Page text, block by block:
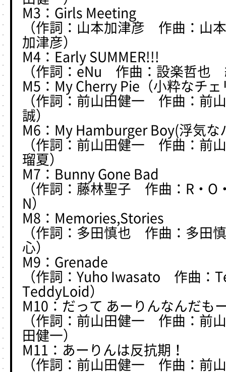
M3：Girls Meeting
（作詞：山本加津彦 作曲：山
加津彦）
M4：Early SUMMER!!!
（作詞：eNu 作曲：設楽哲也
M5：My Cherry Pie（小粋なチェ
（作詞：前山田健一 作曲：前
誠）
M6：My Hamburger Boy(浮気な
（作詞：前山田健一 作曲：前
瑠夏）
M7：Bunny Gone Bad
（作詞：藤林聖子 作曲：R・
N）
M8：Memories,Stories
（作詞：多田慎也 作曲：多田
心）
M9：Grenade
（作詞：Yuho Iwasato 作曲
TeddyLoid）
M10：だって あーりんなんだも
（作詞：前山田健一 作曲：前
田健一）
M11：あーりんは反抗期！
（作詞：前山田健一 作曲：前